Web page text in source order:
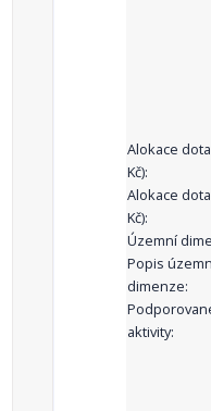
Alokace
Kč):
Alokace
Kč):
Územní
Popis
dimenze:
aktivity: